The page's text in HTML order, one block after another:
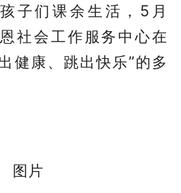
子们课余生活，5月
社会工作服务中心在
健康、跳出快乐”的多